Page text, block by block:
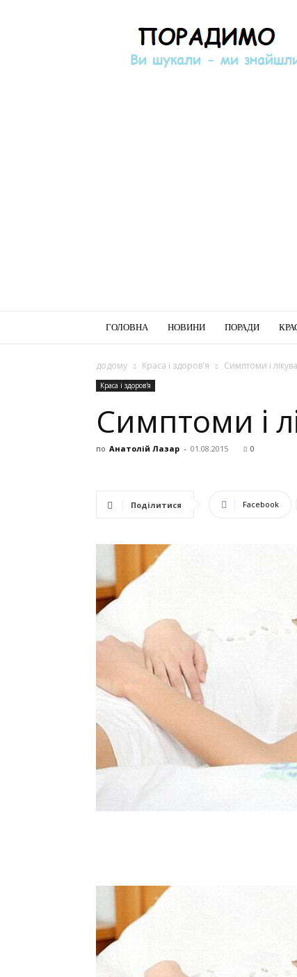
Порадимо
ГОЛОВНА НОВИНИ ПОРАДИ
додому Краса і здоров'я Симптоми і
Краса і здоров'я
Симптоми і
по Анатолій Лазар - 01.08.2015 0
Поділитися Facebook